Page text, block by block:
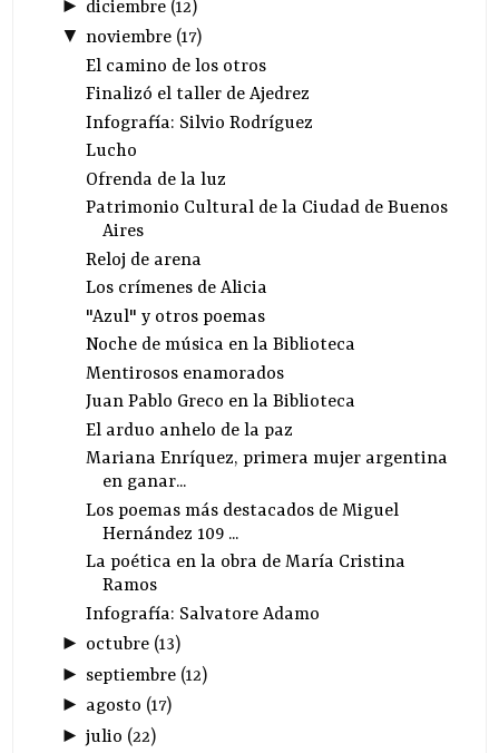
► diciembre(12)
▼ noviembre(17)
El camino de los otros
Finalizó el taller de Ajedrez
Infografía: Silvio Rodríguez
Lucho
Ofrenda de la luz
Patrimonio Cultural de la Ciudad de Buenos
Aires
Reloj de arena
Los crímenes de Alicia
"Azul" y otros poemas
Noche de música en la Biblioteca
Mentirosos enamorados
Juan Pablo Greco en la Biblioteca
El arduo anhelo de la paz
Mariana Enríquez, primera mujer argentina
en ganar...
Los poemas más destacados de Miguel
Hernández 109 ...
La poética en la obra de María Cristina
Ramos
Infografía: Salvatore Adamo
► octubre(13)
► septiembre(12)
► agosto (17)
► julio (22)